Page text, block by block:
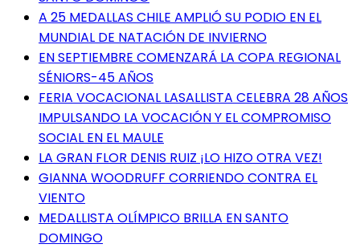
A 25 MEDALLAS CHILE AMPLIÓ SU PODIO EN EL
MUNDIAL DE NATACIÓN DE INVIERNO
EN SEPTIEMBRE COMENZARÁ LA COPA REGIONAL
SÉNIORS-45 AÑOS
FERIA VOCACIONAL LASALLISTA CELEBRA 28 AÑOS
IMPULSANDO LA VOCACIÓN Y EL COMPROMISO
SOCIAL EN EL MAULE
LA GRAN FLOR DENIS RUIZ ¡LO HIZO OTRA VEZ!
GIANNA WOODRUFF CORRIENDO CONTRA EL
VIENTO
MEDALLISTA OLÍMPICO BRILLA EN SANTO
DOMINGO